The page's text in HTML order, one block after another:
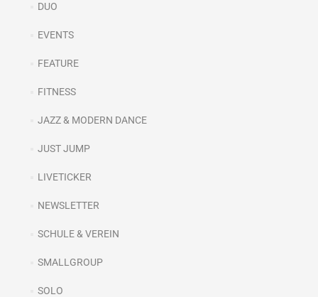
DUO
EVENTS
FEATURE
FITNESS
JAZZ & MODERN DANCE
JUST JUMP
LIVETICKER
NEWSLETTER
SCHULE & VEREIN
SMALLGROUP
SOLO